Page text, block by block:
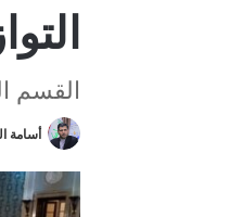
القسم
أسامة